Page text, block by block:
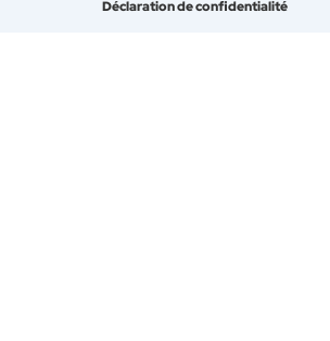
Déclaration de confidentialité